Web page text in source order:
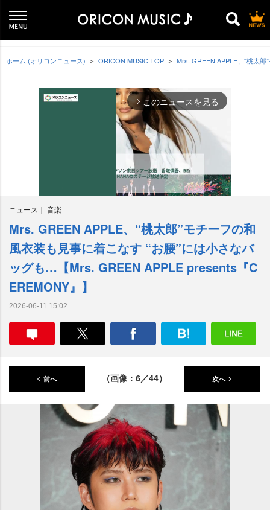
ホーム (オリコンニュース) ORICON MUSIC TOP Mrs. GREEN APPLE、“桃太
arrow_forward_ios このニュースを見る
M
t
e
ニュース 音楽
Mrs. GREEN APPLE、“桃太郎”モチーフの和
風衣装も見事に着こなす “お腰”には小さなバ
ッグも…【Mrs. GREEN APPLE presents『C
EREMONY』】
2026-06-11 15:02
前へ （画像：6／44） 次へ